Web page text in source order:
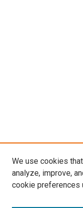
We use cookies
analyze, improve,
cookie preferences